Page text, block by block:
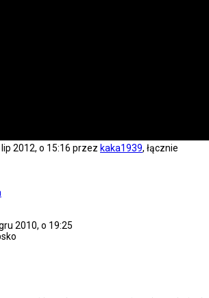
2012, o 15:16 przez kaka1939, łącznie
2010, o 19:25